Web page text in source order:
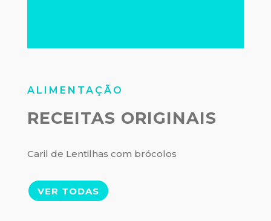
ALIMENTAÇÃO
RECEITAS ORIGINAIS
Caril de Lentilhas com brócolos
VER TODAS